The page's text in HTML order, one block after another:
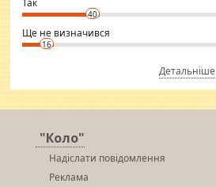
40
Ще не визначився
16
Детальніше
"Коло"
Надіслати повідомлення
Реклама